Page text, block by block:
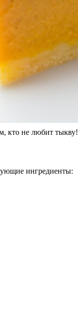
кто не любит тыкву!
ингредиенты: